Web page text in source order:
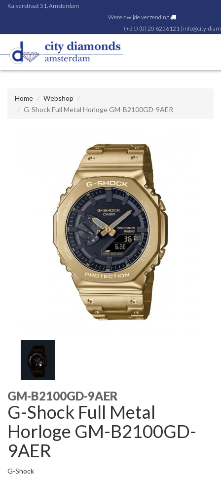
Kalverstraat 51, Amsterdam
Wereldwijde verzending
(+31) (0) 20 6256121 | info@city-
Home
Webshop
G-Shock Full Metal Horloge GM-B2100GD-9AER
GM-B2100GD-9AER
G-Shock Full Metal
Horloge GM-B2100GD-
9AER
G-Shock